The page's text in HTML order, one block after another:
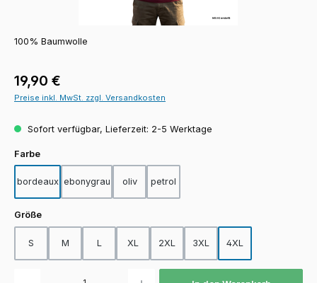
100% Baumwolle
Regulärer Preis:
19,90 €
Preise inkl. MwSt. zzgl. Versandkosten
Sofort verfügbar, Lieferzeit: 2-5 Werktage
Farbeauswählen
bordeaux ebonygrau oliv petrol
Größeauswählen
S M L XL 2XL 3XL 4XL